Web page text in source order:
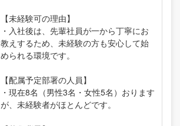
【未経験可の理由】
・入社後は、先輩社員が一から丁寧にお
教えするため、未経験の方も安心して始
められる環境です。
【配属予定部署の人員】
・現在8名（男性3名・女性5名）おります
が、未経験者がほとんどです。